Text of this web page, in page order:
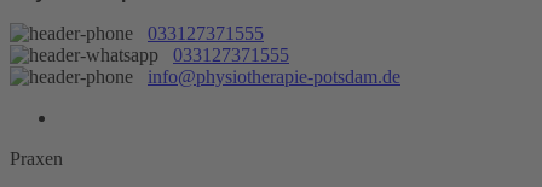
033127371555
033127371555
info@physiotherapie-potsdam.de
Praxen